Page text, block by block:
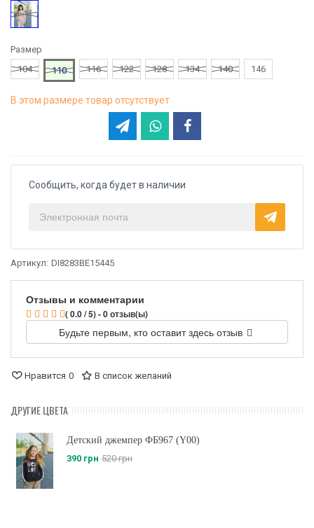
Персиковый
Размер
104
110 116 122 128 134 140 146
В этом размере товар отсутствует
Сообщить, когда будет в наличии
Артикул: DI8283BE15445
Отзывы и комментарии
( 0.0 / 5) - 0 отзыв(ы)
Будьте первым, кто оставит здесь отзыв
Нравится 0 В список желаний
ДРУГИЕ ЦВЕТА
Детский джемпер ФБ967 (Y00)
390 грн 520 грн